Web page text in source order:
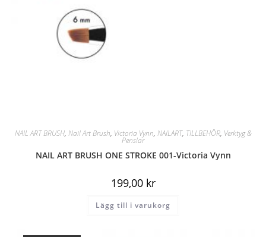
NAIL ART BRUSH, Nail Art Brush, Victoria Vynn, NAILART, TILLBEHÖR, Verktyg &
Penslar
NAIL ART BRUSH ONE STROKE 001-Victoria Vynn
199,00 kr
Lägg till i varukorg